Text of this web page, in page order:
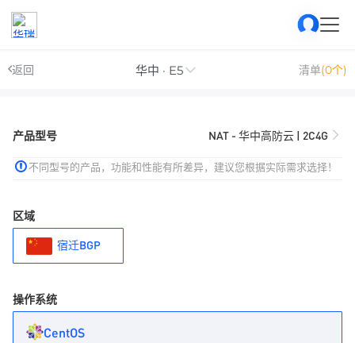
返回 华中 · E5 清单(0个)
产品型号 NAT - 华中高防云 | 2C4G
不同型号的产品，功能和性能有所差异，建议您根据实际需求选择！
区域
宿迁BGP
操作系统
CentOS